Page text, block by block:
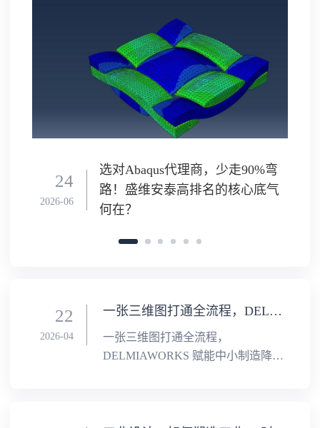
24
2026-06
选对Abaqus代理商，少走90%弯
路！盛维安泰高排名的核心底气
何在？
22
2026-04
一张三维图打通全流程，DELMIAWORKS 赋能中小制造降本增效 !
一张三维图打通全流程，
DELMIAWORKS 赋能中小制造降本